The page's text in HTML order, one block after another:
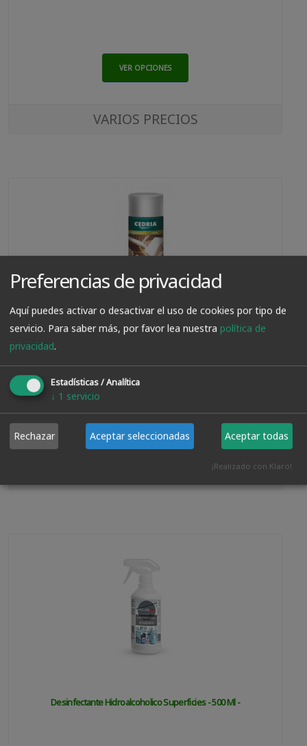
VER OPCIONES
VARIOS PRECIOS
VER PRODUCTO
Desinfectante Hidroalcoholico Superficies - 500 Ml -
Preferencias de privacidad
Aquí puedes activar o desactivar el uso de cookies por tipo de
servicio. Para saber más, por favor lea nuestra política de
privacidad.
Estadísticas / Analítica
↓ 1 servicio
Rechazar Aceptar seleccionadas Aceptar todas
¡Realizado con Klaro!